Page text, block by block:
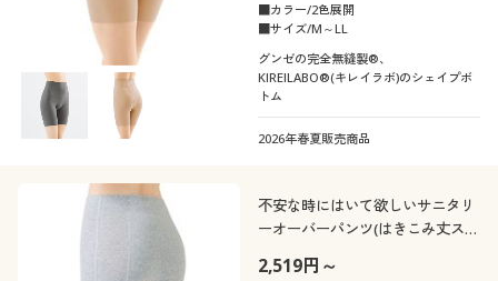
■カラー/2色展開
■サイズ/M～LL
グンゼの完全無縫製®、
KIREILABO®(キレイラボ)のシェイプボ
トム
2026年春夏販売商品
不安な時にはいて欲しいサニタリ
ーオーバーパンツ(はきこみ丈スタ
2,519円～